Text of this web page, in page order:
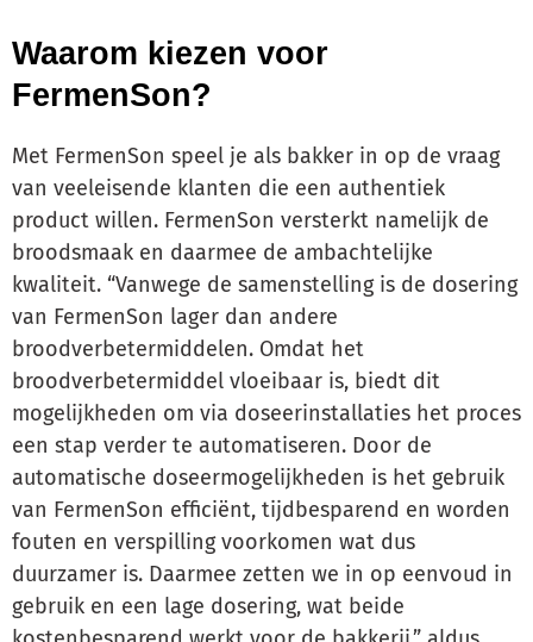
Waarom kiezen voor
FermenSon?
Met FermenSon speel je als bakker in op de vraag
van veeleisende klanten die een authentiek
product willen. FermenSon versterkt namelijk de
broodsmaak en daarmee de ambachtelijke
kwaliteit. “Vanwege de samenstelling is de dosering
van FermenSon lager dan andere
broodverbetermiddelen. Omdat het
broodverbetermiddel vloeibaar is, biedt dit
mogelijkheden om via doseerinstallaties het proces
een stap verder te automatiseren. Door de
automatische doseermogelijkheden is het gebruik
van FermenSon efficiënt, tijdbesparend en worden
fouten en verspilling voorkomen wat dus
duurzamer is. Daarmee zetten we in op eenvoud in
gebruik en een lage dosering, wat beide